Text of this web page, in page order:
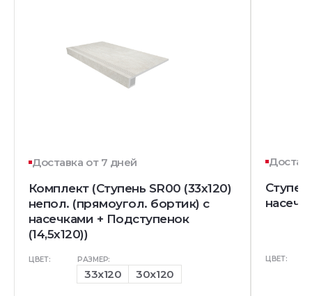
Доставка от 7 дней
Комплект (Ступень SR00 (33x120)
непол. (прямоугол. бортик) с
насечками + Подступенок
(14,5x120))
ЦВЕТ: РАЗМЕР:
33x120 30x120
ЦВЕТ: